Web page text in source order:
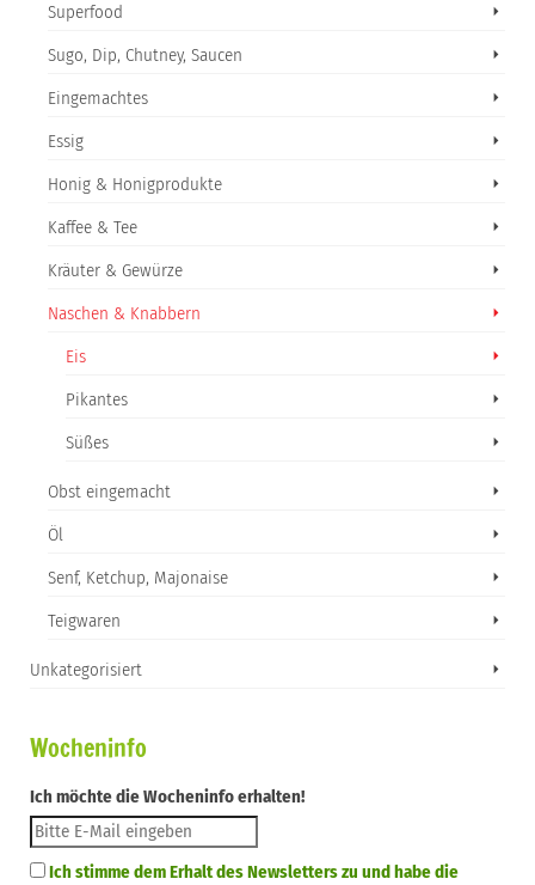
Superfood
Sugo, Dip, Chutney, Saucen
Eingemachtes
Essig
Honig & Honigprodukte
Kaffee & Tee
Kräuter & Gewürze
Naschen & Knabbern
Eis
Pikantes
Süßes
Obst eingemacht
Öl
Senf, Ketchup, Majonaise
Teigwaren
Unkategorisiert
Wocheninfo
Ich möchte die Wocheninfo erhalten!
Ich stimme dem Erhalt des Newsletters zu und habe die